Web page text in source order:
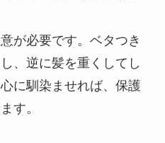
が必要です。ベタつき
、逆に髪を重くしてし
に馴染ませれば、保護
す。